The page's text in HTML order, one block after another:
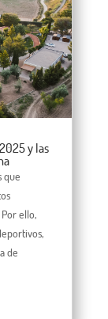
y las
que
ello,
de